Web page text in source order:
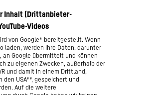
von Google* bereitgestellt. Wenn
laden, werden Ihre Daten, darunter
an Google übermittelt und können
zu eigenen Zwecken, außerhalb der
und damit in einem Drittland,
den USA**, gespeichert und
Auf die weitere